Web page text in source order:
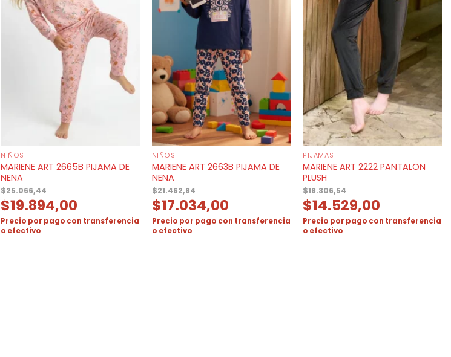
NIÑOS
MARIENE ART 2665B PIJAMA DE
NENA
$25.066,44
$19.894,00
Precio por pago con transferencia
o efectivo
NIÑOS
MARIENE ART 2663B PIJAMA DE
NENA
$21.462,84
$17.034,00
Precio por pago con transferencia
o efectivo
PIJAMAS
MARIENE ART 2222 PANTALON
PLUSH
$18.306,54
$14.529,00
Precio por pago con transferencia
o efectivo